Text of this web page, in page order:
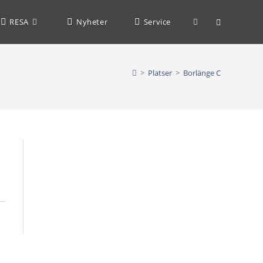
RESA Nyheter Service Slå
> Platser > Borlänge C